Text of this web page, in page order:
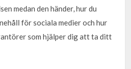
medan den händer, hur du
för sociala medier och hur
som hjälper dig att ta ditt